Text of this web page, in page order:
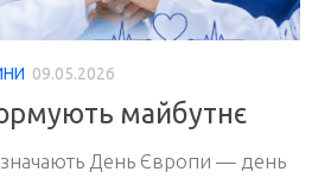
09.05.2026
майбутнє
День Європи — день